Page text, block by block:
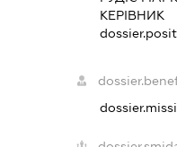
КЕРІВНИК